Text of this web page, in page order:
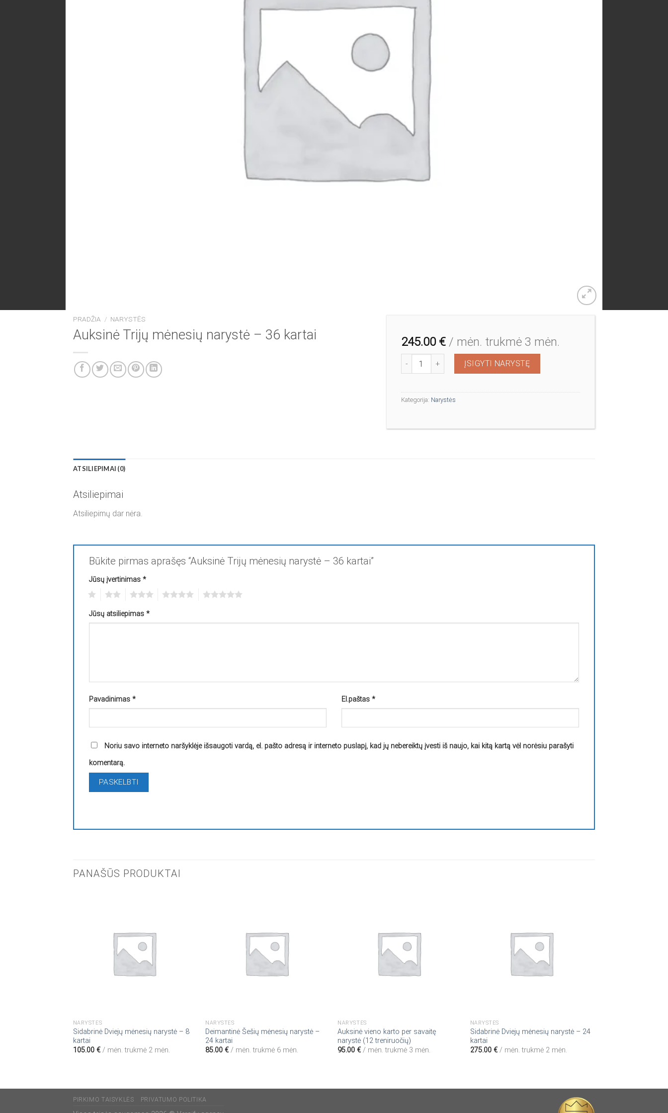
PRADŽIA / NARYSTĖS
Auksinė Trijų mėnesių narystė – 36 kartai 245.00 € / mėn. trukmė 3 mėn.
produkto kiekis: Auksinė Trijų mėnesių narystė - 36 kartai
ĮSIGYTI NARYSTĘ
Kategorija: Narystės
ATSILIEPIMAI (0)
Atsiliepimai
Atsiliepimų dar nėra.
Būkite pirmas aprašęs “Auksinė Trijų mėnesių narystė – 36 kartai”
Jūsų įvertinimas *
Jūsų atsiliepimas *
Pavadinimas * El.paštas *
Noriu savo interneto naršyklėje išsaugoti vardą, el. pašto adresą ir interneto puslapį, kad jų nebereiktų įvesti iš naujo, kai kitą kartą vėl norėsiu parašyti
komentarą.
PANAŠŪS PRODUKTAI
NARYSTĖS
Sidabrinė Dviejų mėnesių narystė – 8
kartai
105.00 €/ mėn. trukmė 2 mėn.
NARYSTĖS
Deimantinė Šešių mėnesių narystė –
24 kartai
85.00€ / mėn. trukmė 6 mėn.
NARYSTĖS
Auksinė vieno karto per savaitę
narystė (12 treniruočių)
95.00€ / mėn. trukmė 3 mėn.
NARYSTĖS
Sidabrinė Dviejų mėnesių narystė – 24
kartai
275.00 €/ mėn. trukmė 2 mėn.
PIRKIMO TAISYKLĖS PRIVATUMO POLITIKA